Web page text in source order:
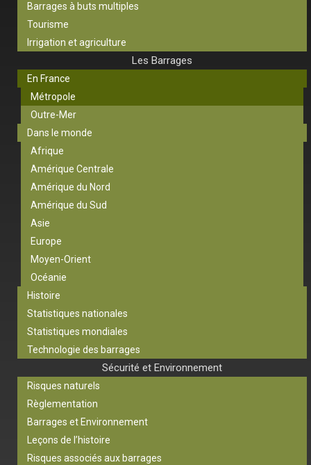
Barrages à buts multiples
Tourisme
Irrigation et agriculture
Les Barrages
En France
Métropole
Outre-Mer
Dans le monde
Afrique
Amérique Centrale
Amérique du Nord
Amérique du Sud
Asie
Europe
Moyen-Orient
Océanie
Histoire
Statistiques nationales
Statistiques mondiales
Technologie des barrages
Sécurité et Environnement
Risques naturels
Règlementation
Barrages et Environnement
Leçons de l’histoire
Risques associés aux barrages